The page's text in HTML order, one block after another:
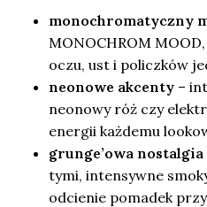
monochromatyczny
MONOCHROM
oczu, ust i policzków
neonowe akcenty –
neonowy róż czy
energii każdemu
grunge’owa nostalgia
tymi, intensywne
odcienie pomadek